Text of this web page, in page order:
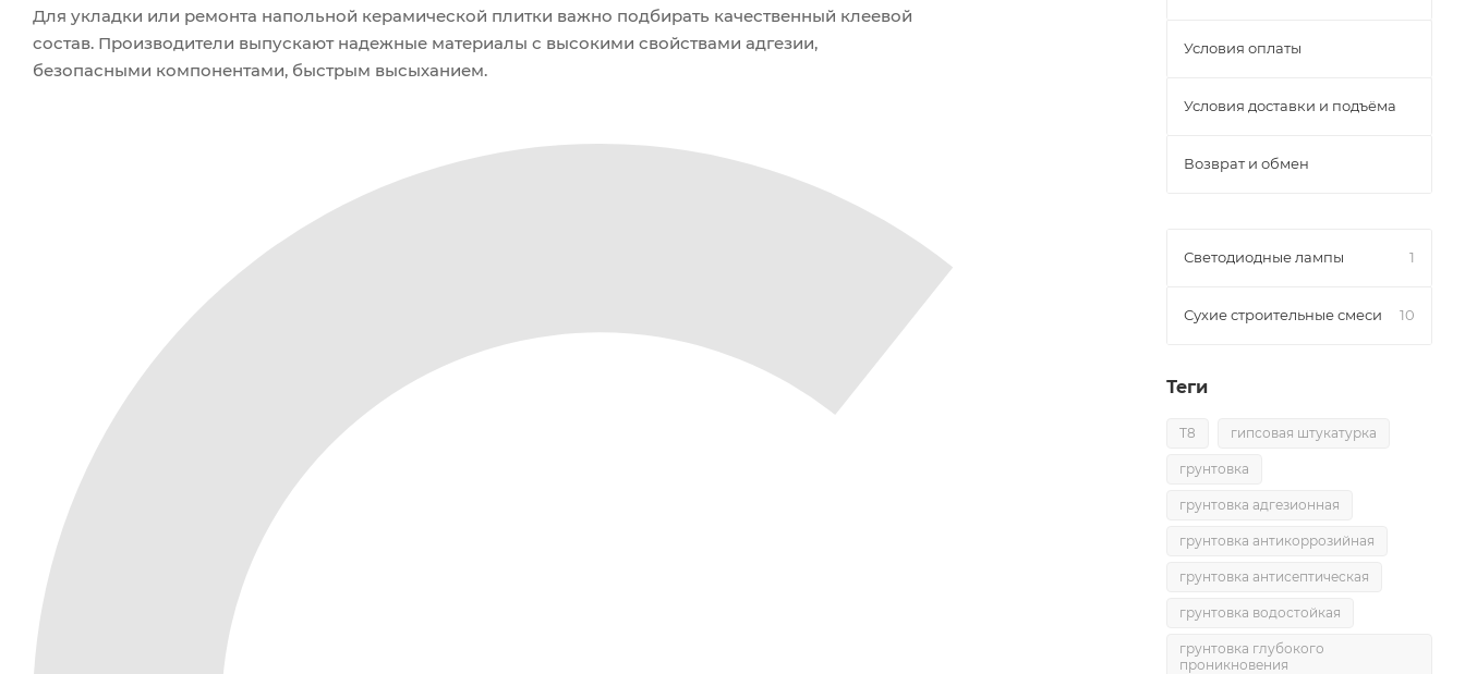
Для укладки или ремонта напольной керамической плитки важно подбирать качественный клеевой
состав. Производители выпускают надежные материалы с высокими свойствами адгезии,
безопасными компонентами, быстрым высыханием.
Условия оплаты
Условия доставки и подъёма
Возврат и обмен
Светодиодные лампы 1
Сухие строительные смеси 10
Теги
T8 гипсовая штукатурка
грунтовка
грунтовка адгезионная
грунтовка антикоррозийная
грунтовка антисептическая
грунтовка водостойкая
грунтовка глубокого
проникновения